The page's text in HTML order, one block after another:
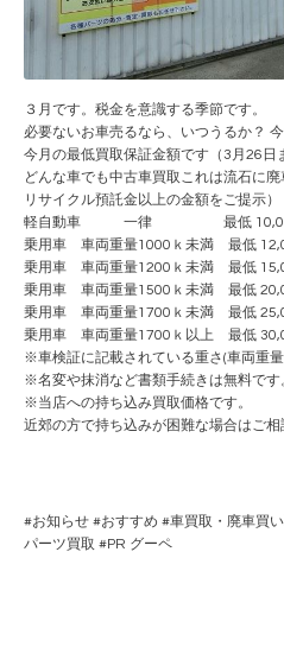
３月です。税金を意識する季節です。
必要ないお車売るなら、いつうるか？ 今
今月の最低買取保証金額です（3月26日
どんな車でも中古車買取これは流石に
リサイクル預託金以上の金額をご提示）
軽自動車 一律 最低
乗用車 車両重量1000ｋ未満 最低
乗用車 車両重量1200ｋ未満 最低
乗用車 車両重量1500ｋ未満 最低
乗用車 車両重量1700ｋ未満 最低
乗用車 車両重量1700ｋ以上 最低
※車検証に記載されている重さ(車両重
※名変や抹消など書類手続きは無料です
※当店への持ち込み買取価格です。
近郊の方で持ち込みが困難な場合はご相
#お知らせ #おすすめ #車買取・廃車買い
パーツ買取 #PR グーペ